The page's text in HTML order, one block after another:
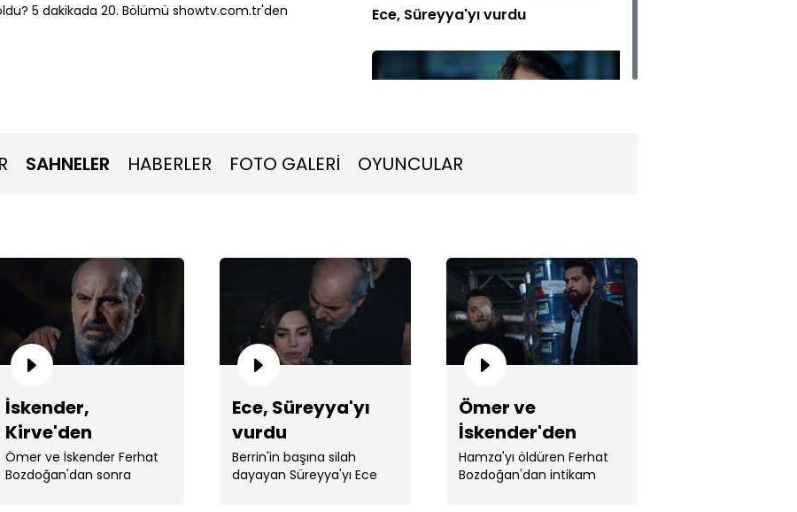
5 dakikada 20. Bölümü showtv.com.tr'den
Ece, Süreyya'yı vurdu
Ömer ve İskender'den Ferhat'a
SAHNELER HABERLER FOTO GALERİ OYUNCULAR
İskender,
Kirve'den
intikamını aldı!
Ömer ve İskender Ferhat
Bozdoğan'dan sonra
Ece, Süreyya'yı
vurdu
Berrin'in başına silah
dayayan Süreyya'yı Ece
Ömer ve
İskender'den
Ferhat'a baskın
Hamza'yı öldüren Ferhat
Bozdoğan'dan intikam